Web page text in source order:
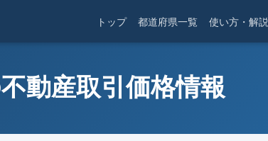
トップ 都道府県一覧 使い方・解説
動産取引価格情報